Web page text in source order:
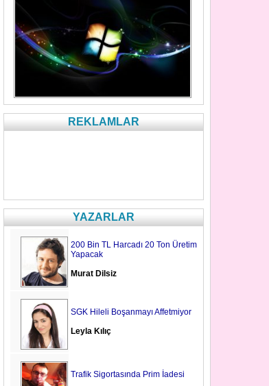
REKLAMLAR
YAZARLAR
200 Bin TL Harcadı 20 Ton Üretim
Yapacak
Murat Dilsiz
SGK Hileli Boşanmayı Affetmiyor
Leyla Kılıç
Trafik Sigortasında Prim İadesi